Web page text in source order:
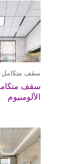
سقف متكامل
سقف
الألومنيوم